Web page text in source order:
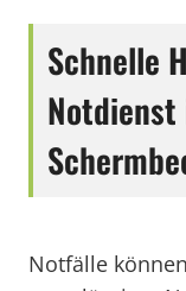
Schnelle
Notdienst
Notfälle